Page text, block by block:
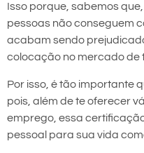
Isso porque, sabemos
pessoas não conseguem
acabam sendo
colocação no mercado de
Por isso, é tão importante
pois, além de te oferecer
emprego, essa
pessoal para sua vida